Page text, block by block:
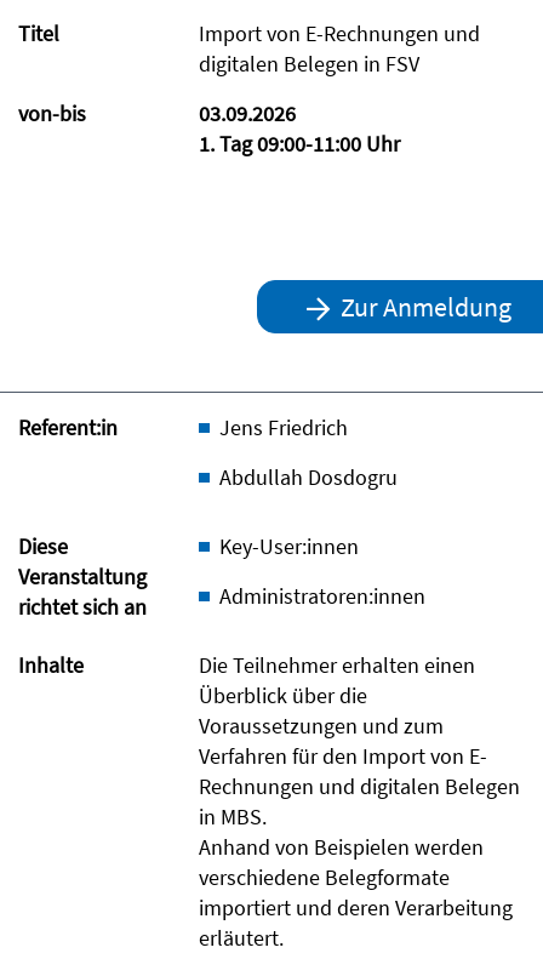
Titel
Import von E-Rechnungen und
digitalen Belegen in FSV
von-bis
03.09.2026
1. Tag 09:00-11:00 Uhr
Zur Anmeldung
Referent:in
Jens Friedrich
Abdullah Dosdogru
Diese
Veranstaltung
richtet sich an
Key-User:innen
Administratoren:innen
Inhalte
Die Teilnehmer erhalten einen
Überblick über die
Voraussetzungen und zum
Verfahren für den Import von E-
Rechnungen und digitalen Belegen
in MBS.
Anhand von Beispielen werden
verschiedene Belegformate
importiert und deren Verarbeitung
erläutert.